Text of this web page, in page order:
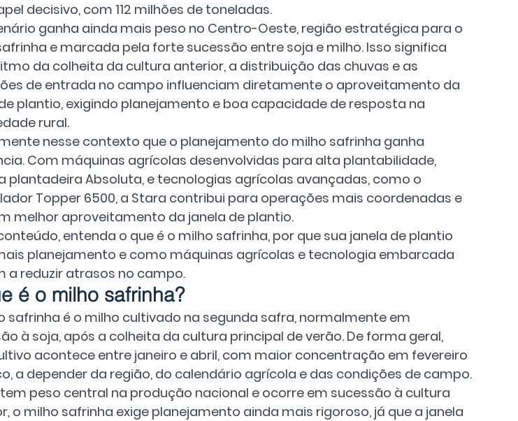
decisivo, com 112 milhões de toneladas.
ganha ainda mais peso no Centro-Oeste, região estratégica para o
e marcada pela forte sucessão entre soja e milho. Isso significa
da colheita da cultura anterior, a distribuição das chuvas e as
de entrada no campo influenciam diretamente o aproveitamento da
plantio, exigindo planejamento e boa capacidade de resposta na
rural.
nesse contexto que o planejamento do milho safrinha ganha
Com máquinas agrícolas desenvolvidas para alta plantabilidade,
plantadeira Absoluta, e tecnologias agrícolas avançadas, como o
Topper 6500, a Stara contribui para operações mais coordenadas e
melhor aproveitamento da janela de plantio.
entenda o que é o milho safrinha, por que sua janela de plantio
planejamento e como máquinas agrícolas e tecnologia embarcada
a reduzir atrasos no campo.
é o milho safrinha?
safrinha é o milho cultivado na segunda safra, normalmente em
à soja, após a colheita da cultura principal de verão. De forma geral,
acontece entre janeiro e abril, com maior concentração em fevereiro
a depender da região, do calendário agrícola e das condições de campo.
peso central na produção nacional e ocorre em sucessão à cultura
o milho safrinha exige planejamento ainda mais rigoroso, já que a janela